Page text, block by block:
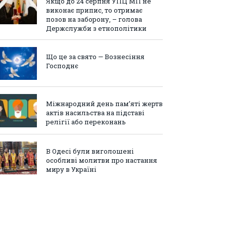
виконає припис, то отримає
позов на заборону, – голова
Держслужби з етнополітики
Що це за свято — Вознесіння
Господнє
Міжнародний день пам’яті жертв
актів насильства на підставі
релігії або переконань
В Одесі були виголошені
особливі молитви про настання
миру в Україні